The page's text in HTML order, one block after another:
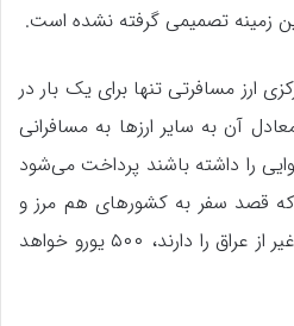
زمینه تصمیمی گرفته نشده است.
ارز مسافرتی تنها برای یک بار در
۱۰۰۰ یورو یا معادل آن به سایر ارز‌ها به مسافرانی
را داشته باشند پرداخت می‌شود
که قصد سفر به کشور‌های هم مرز و
کشور‌های مشترک المنافع به غیر از عراق را دارند، ۵۰۰ یورو خواهد